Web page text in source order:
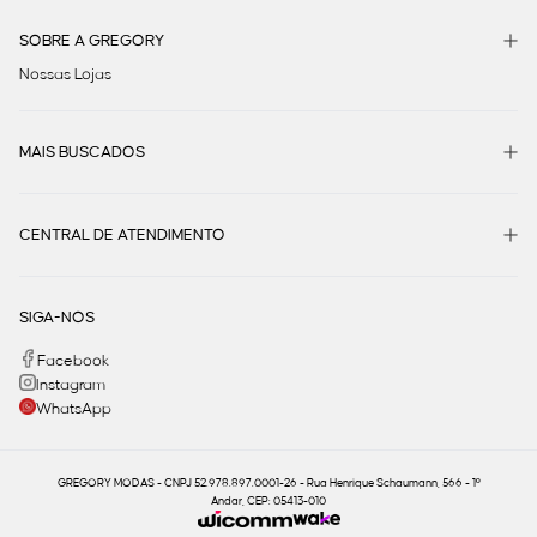
SOBRE A GREGORY
Nossas Lojas
MAIS BUSCADOS
CENTRAL DE ATENDIMENTO
SIGA-NOS
Facebook
Instagram
WhatsApp
GREGORY MODAS - CNPJ 52.978.897.0001-26 - Rua Henrique Schaumann, 566 - 1º
Andar, CEP: 05413-010